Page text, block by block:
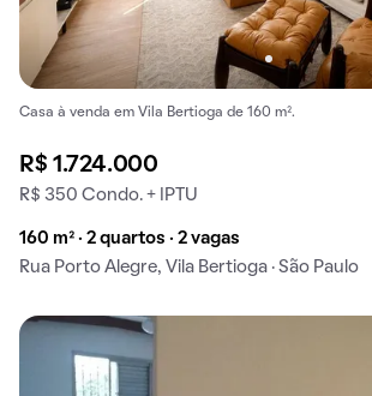
Casa à venda em Vila Bertioga de 160 m².
R$ 1.724.000
R$ 350 Condo. + IPTU
160 m² · 2 quartos · 2 vagas
Rua Porto Alegre, Vila Bertioga · São Paulo